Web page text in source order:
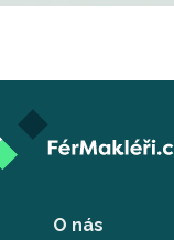
O nás